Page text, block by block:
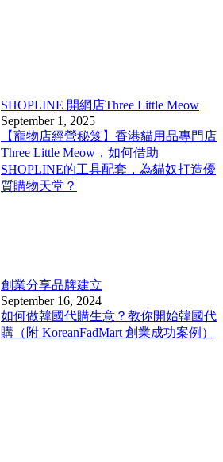
SHOPLINE 開網店Three Little Meow
September 1, 2025
【寵物店經營秘笈】香港貓用品專門店
Three Little Meow，如何借助
SHOPLINE的工具配套，為貓奴打造優
質購物天堂？
創業分享品牌建立
September 16, 2024
如何做韓國代購生意？教你開始韓國代
購（附 KoreanFadMart 創業成功案例）